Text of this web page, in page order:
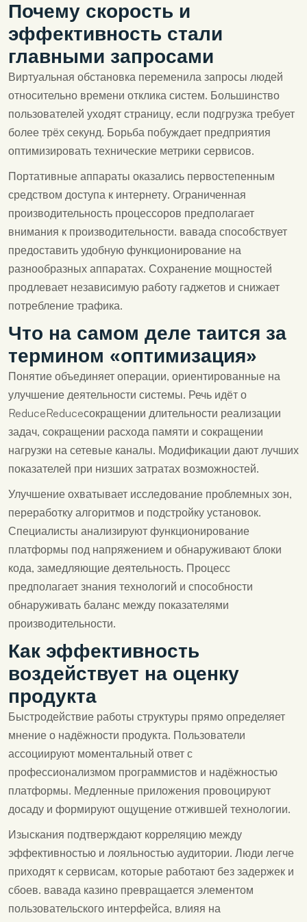
Почему скорость и
эффективность стали
главными запросами
Виртуальная обстановка переменила запросы людей
относительно времени отклика систем. Большинство
пользователей уходят страницу, если подгрузка требует
более трёх секунд. Борьба побуждает предприятия
оптимизировать технические метрики сервисов.
Портативные аппараты оказались первостепенным
средством доступа к интернету. Ограниченная
производительность процессоров предполагает
внимания к производительности. вавада способствует
предоставить удобную функционирование на
разнообразных аппаратах. Сохранение мощностей
продлевает независимую работу гаджетов и снижает
потребление трафика.
Что на самом деле таится за
термином «оптимизация»
Понятие объединяет операции, ориентированные на
улучшение деятельности системы. Речь идёт о
ReduceReduceсокращении длительности реализации
задач, сокращении расхода памяти и сокращении
нагрузки на сетевые каналы. Модификации дают лучших
показателей при низших затратах возможностей.
Улучшение охватывает исследование проблемных зон,
переработку алгоритмов и подстройку установок.
Специалисты анализируют функционирование
платформы под напряжением и обнаруживают блоки
кода, замедляющие деятельность. Процесс
предполагает знания технологий и способности
обнаруживать баланс между показателями
производительности.
Как эффективность
воздействует на оценку
продукта
Быстродействие работы структуры прямо определяет
мнение о надёжности продукта. Пользователи
ассоциируют моментальный ответ с
профессионализмом программистов и надёжностью
платформы. Медленные приложения провоцируют
досаду и формируют ощущение отжившей технологии.
Изыскания подтверждают корреляцию между
эффективностью и лояльностью аудитории. Люди легче
приходят к сервисам, которые работают без задержек и
сбоев. вавада казино превращается элементом
пользовательского интерфейса, влияя на